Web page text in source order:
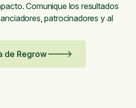
Comunique los resultados
patrocinadores y al
de Regrow